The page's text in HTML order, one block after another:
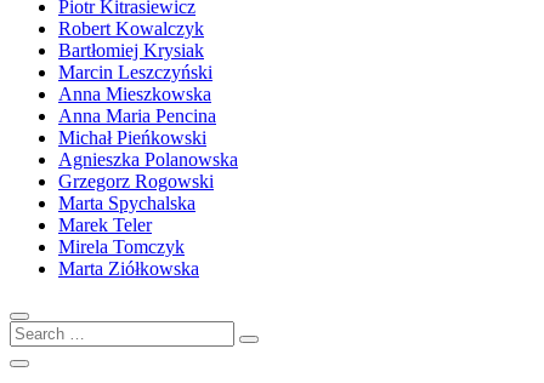
Piotr Kitrasiewicz
Robert Kowalczyk
Bartłomiej Krysiak
Marcin Leszczyński
Anna Mieszkowska
Anna Maria Pencina
Michał Pieńkowski
Agnieszka Polanowska
Grzegorz Rogowski
Marta Spychalska
Marek Teler
Mirela Tomczyk
Marta Ziółkowska
Search
…